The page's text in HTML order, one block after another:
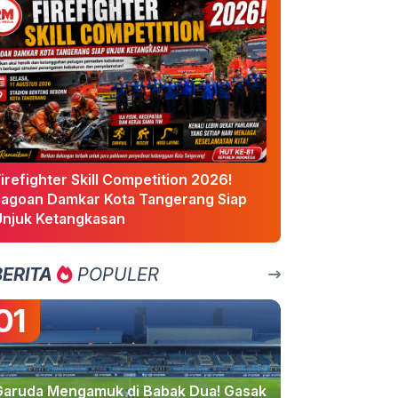
Skill Competition 2026!
Damkar Kota Tangerang Siap
Ketangkasan
POPULER
Mengamuk di Babak Dua! Gasak